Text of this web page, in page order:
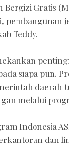
Gratis
pembangunan
Teddy.
siapa pun.
daerah
melalui
Indonesia
dan